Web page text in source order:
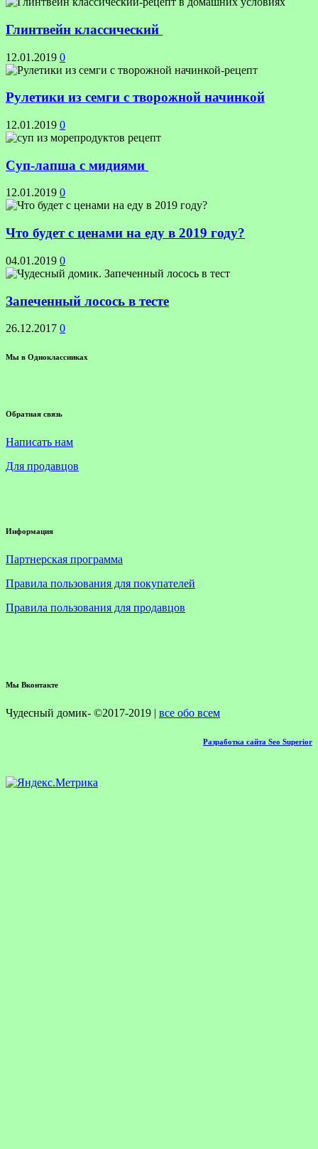
Глинтвейн классический
12.01.2019 0
Рулетики из семги с творожной начинкой
12.01.2019 0
Суп-лапша с мидиями
12.01.2019 0
Что будет с ценами на еду в 2019 году?
04.01.2019 0
Запеченный лосось в тесте
26.12.2017 0
Мы в Одноклассниках
Обратная связь
Написать нам
Для продавцов
Информация
Партнерская программа
Правила пользования для покупателей
Правила пользования для продавцов
Мы Вконтакте
Чудесный домик- ©2017-2019 | все обо всем
Разработка сайта Seo Superior